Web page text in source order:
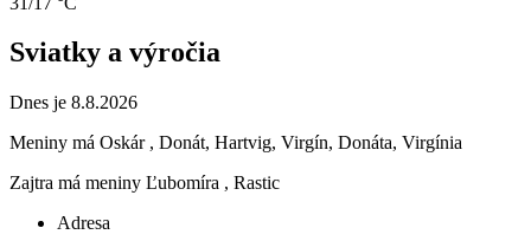
Sviatky a výročia
Dnes je 8.8.2026
Meniny má Oskár , Donát, Hartvig, Virgín, Donáta, Virgínia
Zajtra má meniny Ľubomíra , Rastic
Adresa